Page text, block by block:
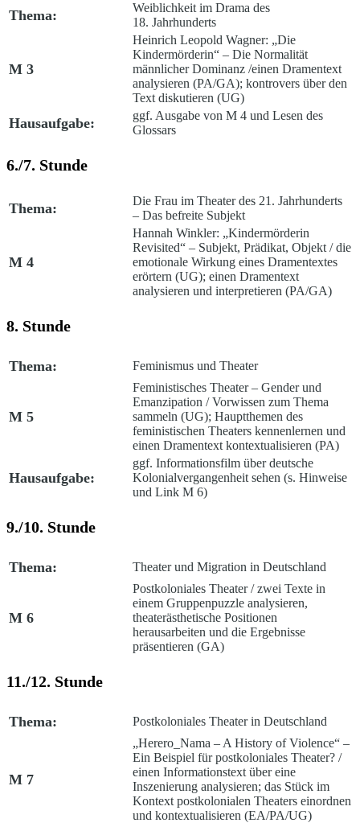
Thema:
Weiblichkeit im Drama des
18. Jahrhunderts
M 3
Heinrich Leopold Wagner: „Die
Kindermörderin“ – Die Normalität
männlicher Dominanz /einen Dramentext
analysieren (PA/GA); kontrovers über den
Text diskutieren (UG)
Hausaufgabe:
ggf. Ausgabe von M 4 und Lesen des
Glossars
6./7. Stunde
Thema:
Die Frau im Theater des 21. Jahrhunderts
– Das befreite Subjekt
M 4
Hannah Winkler: „Kindermörderin
Revisited“ – Subjekt, Prädikat, Objekt /die
emotionale Wirkung eines Dramentextes
erörtern (UG); einen Dramentext
analysieren und interpretieren (PA/GA)
8. Stunde
Thema: Feminismus und Theater
M 5
Feministisches Theater – Gender und
Emanzipation /Vorwissen zum Thema
sammeln (UG); Hauptthemen des
feministischen Theaters kennenlernen und
einen Dramentext kontextualisieren (PA)
Hausaufgabe:
ggf. Informationsfilm über deutsche
Kolonialvergangenheit sehen (s. Hinweise
und Link M 6)
9./10. Stunde
Thema: Theater und Migration in Deutschland
M 6
Postkoloniales Theater /zwei Texte in
einem Gruppenpuzzle analysieren,
theaterästhetische Positionen
herausarbeiten und die Ergebnisse
präsentieren (GA)
11./12. Stunde
Thema: Postkoloniales Theater in Deutschland
M 7
„Herero_Nama – A History of Violence“ –
Ein Beispiel für postkoloniales Theater? /
einen Informationstext über eine
Inszenierung analysieren; das Stück im
Kontext postkolonialen Theaters einordnen
und kontextualisieren (EA/PA/UG)